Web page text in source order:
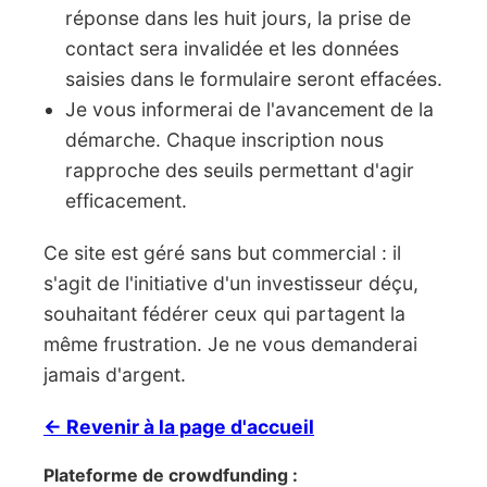
réponse dans les huit jours, la prise de
contact sera invalidée et les données
saisies dans le formulaire seront effacées.
Je vous informerai de l'avancement de la
démarche. Chaque inscription nous
rapproche des seuils permettant d'agir
efficacement.
Ce site est géré sans but commercial : il
s'agit de l'initiative d'un investisseur déçu,
souhaitant fédérer ceux qui partagent la
même frustration. Je ne vous demanderai
jamais d'argent.
← Revenir à la page d'accueil
Plateforme de crowdfunding :